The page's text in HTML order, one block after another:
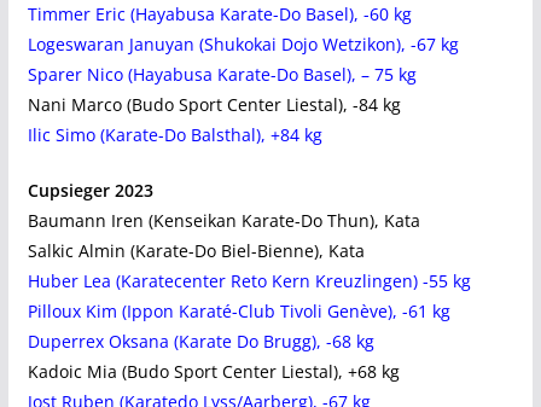
Timmer Eric (Hayabusa Karate-Do Basel), -60 kg
Logeswaran Januyan (Shukokai Dojo Wetzikon), -67 kg
Sparer Nico (Hayabusa Karate-Do Basel), – 75 kg
Nani Marco (Budo Sport Center Liestal), -84 kg
Ilic Simo (Karate-Do Balsthal), +84 kg
Cupsieger 2023
Baumann Iren (Kenseikan Karate-Do Thun), Kata
Salkic Almin (Karate-Do Biel-Bienne), Kata
Huber Lea (Karatecenter Reto Kern Kreuzlingen) -55 kg
Pilloux Kim (Ippon Karaté-Club Tivoli Genève), -61 kg
Duperrex Oksana (Karate Do Brugg), -68 kg
Kadoic Mia (Budo Sport Center Liestal), +68 kg
Jost Ruben (Karatedo Lyss/Aarberg), -67 kg